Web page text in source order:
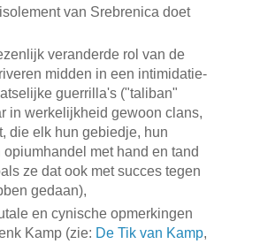
van Srebrenica doet
veranderde rol van de
midden in een intimidatie-
guerrilla's ("taliban"
in werkelijkheid gewoon clans,
die elk hun gebiedje, hun
met hand en tand
ze dat ook met succes tegen
gedaan),
en cynische opmerkingen
Kamp (zie: De Tik van Kamp,